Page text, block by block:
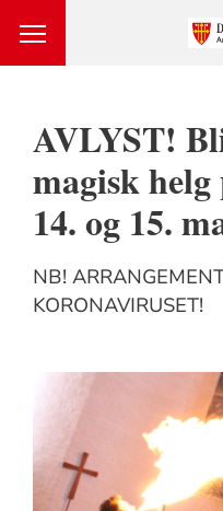
AVLYST!
magisk
14. og 15.
NB!
KORONAVIRUSET!